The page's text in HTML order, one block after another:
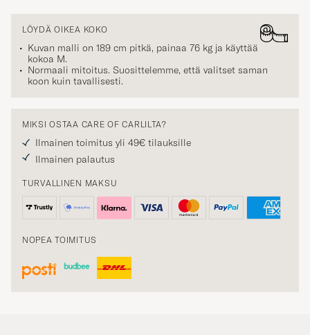
LÖYDÄ OIKEA KOKO
Kuvan malli on 189 cm pitkä, painaa 76 kg ja käyttää
kokoa M.
Normaali mitoitus. Suosittelemme, että valitset saman
koon kuin tavallisesti.
MIKSI OSTAA CARE OF CARLILTA?
Ilmainen toimitus yli 49€ tilauksille
Ilmainen palautus
TURVALLINEN MAKSU
NOPEA TOIMITUS